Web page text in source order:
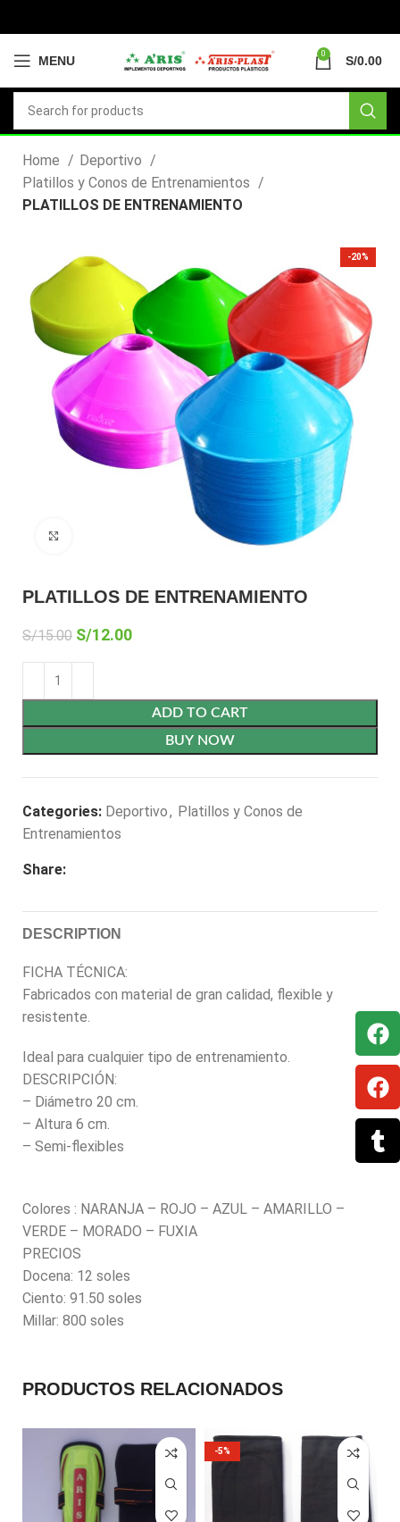
MENU 0 S/0.00
Home
Deportivo
Platillos y Conos de Entrenamientos
PLATILLOS DE ENTRENAMIENTO
-20%
PLATILLOS DE ENTRENAMIENTO
S/15.00 S/12.00
ADD TO CART
BUY NOW
Categories: Deportivo, Platillos y Conos de
Entrenamientos
Share:
DESCRIPTION
FICHA TÉCNICA:
Fabricados con material de gran calidad, flexible y
resistente.
Ideal para cualquier tipo de entrenamiento.
DESCRIPCIÓN:
– Diámetro 20 cm.
– Altura 6 cm.
– Semi-flexibles
Colores : NARANJA – ROJO – AZUL – AMARILLO –
VERDE – MORADO – FUXIA
PRECIOS
Docena: 12 soles
Ciento: 91.50 soles
Millar: 800 soles
PRODUCTOS RELACIONADOS
-5%